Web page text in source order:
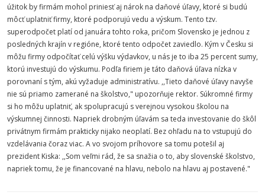
úžitok by firmám mohol priniesť aj nárok na daňové úľavy, ktoré si budú
môcť uplatniť firmy, ktoré podporujú vedu a výskum. Tento tzv.
superodpočet platí od januára tohto roka, pričom Slovensko je jednou z
posledných krajín v regióne, ktoré tento odpočet zaviedlo. Kým v Česku si
môžu firmy odpočítať celú výšku výdavkov, u nás je to iba 25 percent sumy,
ktorú investujú do výskumu. Podľa firiem je táto daňová úľava nízka v
porovnaní s tým, akú vyžaduje administratívu. ,,Tieto daňové úľavy navyše
nie sú priamo zamerané na školstvo," upozorňuje rektor. Súkromné firmy
si ho môžu uplatniť, ak spolupracujú s verejnou vysokou školou na
výskumnej činnosti. Napriek drobným úľavám sa teda investovanie do škôl
privátnym firmám prakticky nijako neoplatí. Bez ohľadu na to vstupujú do
vzdelávania čoraz viac. A vo svojom príhovore sa tomu potešil aj
prezident Kiska: ,,Som veľmi rád, že sa snažia o to, aby slovenské školstvo,
napriek tomu, že je financované na hlavu, nebolo na hlavu aj postavené."